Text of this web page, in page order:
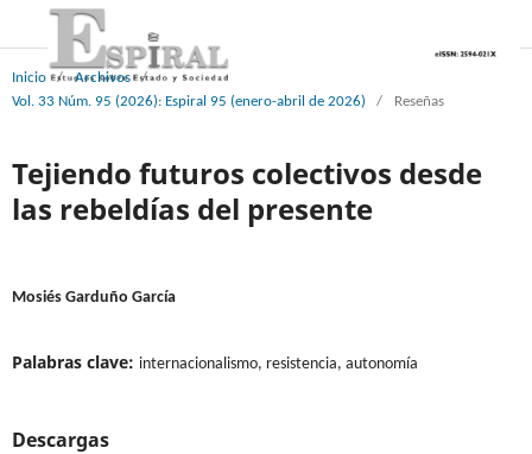
Inicio / Archivos
/
Vol. 33 Núm. 95 (2026): Espiral 95 (enero-abril de 2026)
/ Reseñas
Tejiendo futuros colectivos desde
las rebeldías del presente
Mosiés Garduño García
Palabras clave: internacionalismo, resistencia, autonomía
Descargas